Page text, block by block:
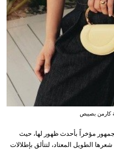
كارمن بصيبص
مؤخراً بأحدث ظهور لها، حيث
الطويل المعتاد، لتتألق بإطلالات